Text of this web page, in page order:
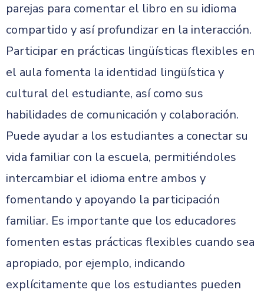
parejas para comentar el libro en su idioma
compartido y así profundizar en la interacción.
Participar en prácticas lingüísticas flexibles en
el aula fomenta la identidad lingüística y
cultural del estudiante, así como sus
habilidades de comunicación y colaboración.
Puede ayudar a los estudiantes a conectar su
vida familiar con la escuela, permitiéndoles
intercambiar el idioma entre ambos y
fomentando y apoyando la participación
familiar. Es importante que los educadores
fomenten estas prácticas flexibles cuando sea
apropiado, por ejemplo, indicando
explícitamente que los estudiantes pueden